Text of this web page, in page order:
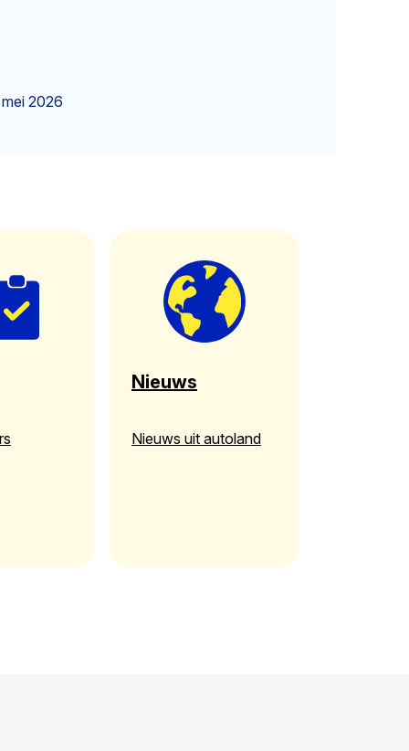
2026
Nieuws
Nieuws uit autoland